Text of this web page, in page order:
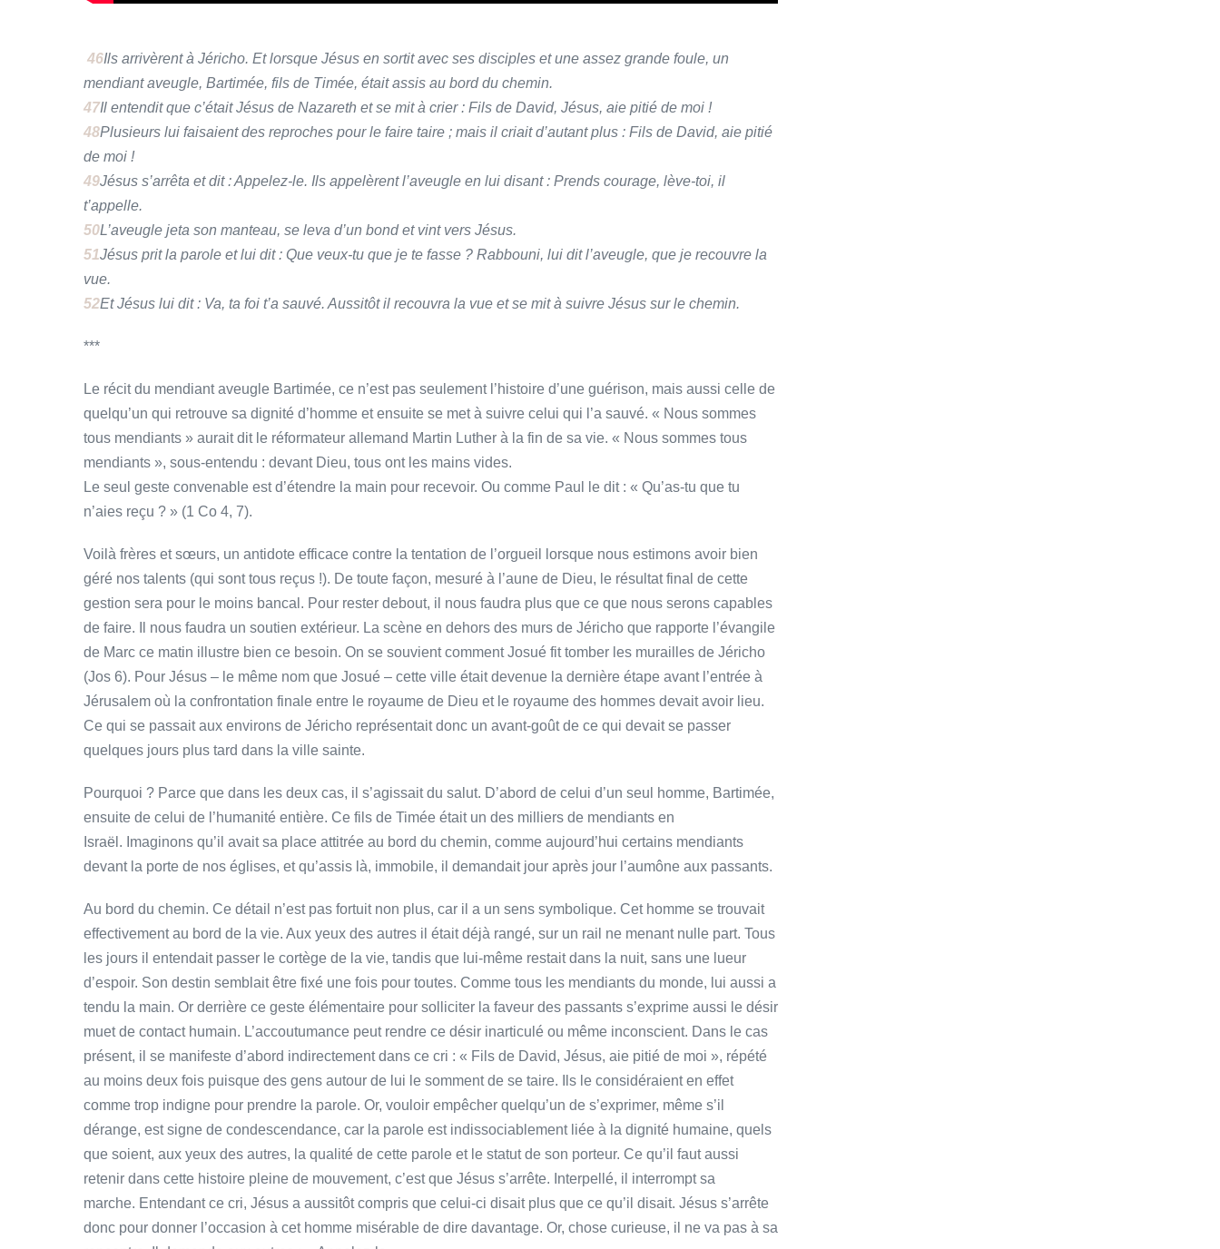
46Ils arrivèrent à Jéricho. Et lorsque Jésus en sortit avec ses disciples et une assez grande foule, un
mendiant aveugle, Bartimée, fils de Timée, était assis au bord du chemin.
47Il entendit que c’était Jésus de Nazareth et se mit à crier : Fils de David, Jésus, aie pitié de moi !
48Plusieurs lui faisaient des reproches pour le faire taire ; mais il criait d’autant plus : Fils de David, aie pitié
de moi !
49Jésus s’arrêta et dit : Appelez-le. Ils appelèrent l’aveugle en lui disant : Prends courage, lève-toi, il
t’appelle.
50L’aveugle jeta son manteau, se leva d’un bond et vint vers Jésus.
51Jésus prit la parole et lui dit : Que veux-tu que je te fasse ? Rabbouni, lui dit l’aveugle, que je recouvre la
vue.
52Et Jésus lui dit : Va, ta foi t’a sauvé. Aussitôt il recouvra la vue et se mit à suivre Jésus sur le chemin.
***
Le récit du mendiant aveugle Bartimée, ce n’est pas seulement l’histoire d’une guérison, mais aussi celle de
quelqu’un qui retrouve sa dignité d’homme et ensuite se met à suivre celui qui l’a sauvé. « Nous sommes
tous mendiants » aurait dit le réformateur allemand Martin Luther à la fin de sa vie. « Nous sommes tous
mendiants », sous-entendu : devant Dieu, tous ont les mains vides.
Le seul geste convenable est d’étendre la main pour recevoir. Ou comme Paul le dit : « Qu’as-tu que tu
n’aies reçu ? » (1 Co 4, 7).
Voilà frères et sœurs, un antidote efficace contre la tentation de l’orgueil lorsque nous estimons avoir bien
géré nos talents (qui sont tous reçus !). De toute façon, mesuré à l’aune de Dieu, le résultat final de cette
gestion sera pour le moins bancal. Pour rester debout, il nous faudra plus que ce que nous serons capables
de faire. Il nous faudra un soutien extérieur. La scène en dehors des murs de Jéricho que rapporte l’évangile
de Marc ce matin illustre bien ce besoin. On se souvient comment Josué fit tomber les murailles de Jéricho
(Jos 6). Pour Jésus – le même nom que Josué – cette ville était devenue la dernière étape avant l’entrée à
Jérusalem où la confrontation finale entre le royaume de Dieu et le royaume des hommes devait avoir lieu.
Ce qui se passait aux environs de Jéricho représentait donc un avant-goût de ce qui devait se passer
quelques jours plus tard dans la ville sainte.
Pourquoi ? Parce que dans les deux cas, il s’agissait du salut. D’abord de celui d’un seul homme, Bartimée,
ensuite de celui de l’humanité entière. Ce fils de Timée était un des milliers de mendiants en
Israël. Imaginons qu’il avait sa place attitrée au bord du chemin, comme aujourd’hui certains mendiants
devant la porte de nos églises, et qu’assis là, immobile, il demandait jour après jour l’aumône aux passants.
Au bord du chemin. Ce détail n’est pas fortuit non plus, car il a un sens symbolique. Cet homme se trouvait
effectivement au bord de la vie. Aux yeux des autres il était déjà rangé, sur un rail ne menant nulle part. Tous
les jours il entendait passer le cortège de la vie, tandis que lui-même restait dans la nuit, sans une lueur
d’espoir. Son destin semblait être fixé une fois pour toutes. Comme tous les mendiants du monde, lui aussi a
tendu la main. Or derrière ce geste élémentaire pour solliciter la faveur des passants s’exprime aussi le désir
muet de contact humain. L’accoutumance peut rendre ce désir inarticulé ou même inconscient. Dans le cas
présent, il se manifeste d’abord indirectement dans ce cri : « Fils de David, Jésus, aie pitié de moi », répété
au moins deux fois puisque des gens autour de lui le somment de se taire. Ils le considéraient en effet
comme trop indigne pour prendre la parole. Or, vouloir empêcher quelqu’un de s’exprimer, même s’il
dérange, est signe de condescendance, car la parole est indissociablement liée à la dignité humaine, quels
que soient, aux yeux des autres, la qualité de cette parole et le statut de son porteur. Ce qu’il faut aussi
retenir dans cette histoire pleine de mouvement, c’est que Jésus s’arrête. Interpellé, il interrompt sa
marche. Entendant ce cri, Jésus a aussitôt compris que celui-ci disait plus que ce qu’il disait. Jésus s’arrête
donc pour donner l’occasion à cet homme misérable de dire davantage. Or, chose curieuse, il ne va pas à sa